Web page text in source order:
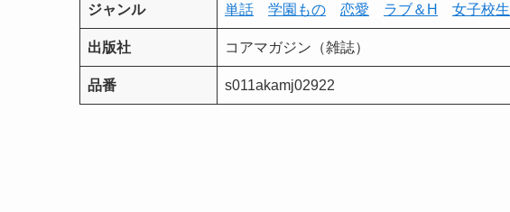
ジャンル 単話 学園もの 恋愛 ラブ＆H 女子校生
出版社 コアマガジン（雑誌）
品番 s011akamj02922